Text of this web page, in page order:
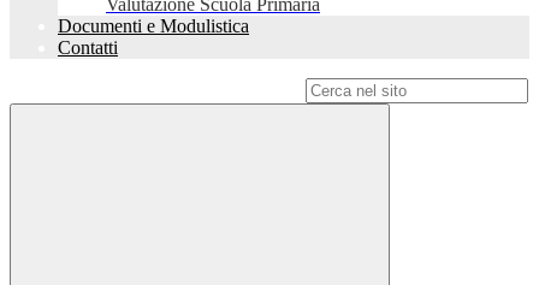
Valutazione Scuola Primaria
Documenti e Modulistica
Contatti